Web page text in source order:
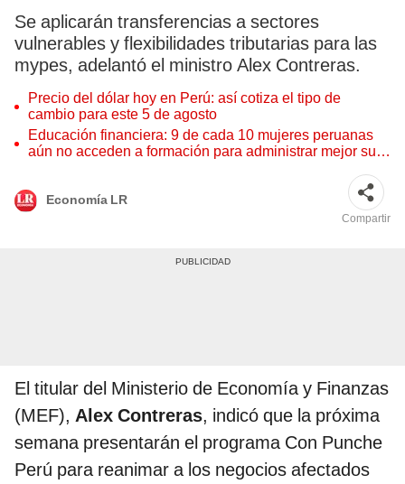
Se aplicarán transferencias a sectores
vulnerables y flexibilidades tributarias para las
mypes, adelantó el ministro Alex Contreras.
Precio del dólar hoy en Perú: así cotiza el tipo de
cambio para este 5 de agosto
Educación financiera: 9 de cada 10 mujeres peruanas
aún no acceden a formación para administrar mejor su
Economía LR
Compartir
El titular del Ministerio de Economía y Finanzas
(MEF), Alex Contreras, indicó que la próxima
semana presentarán el programa Con Punche
Perú para reanimar a los negocios afectados